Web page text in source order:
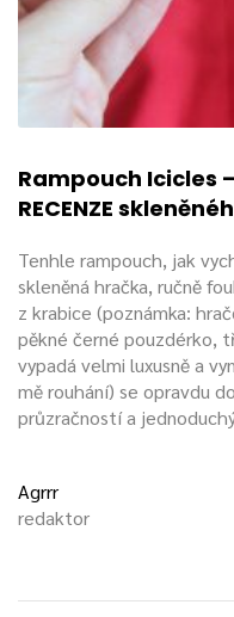
Rampouch Icicles
RECENZE
Tenhle rampouch, jak
skleněná hračka, ručně
z krabice (poznámka:
pěkné černé pouzdérko,
vypadá velmi luxusně a
mě rouhání) se opravdu
průzračností a
Agrrr
redaktor